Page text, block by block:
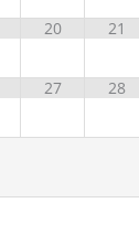
20 21
27 28